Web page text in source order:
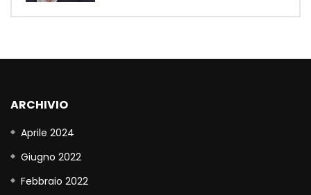
ARCHIVIO
Aprile 2024
Giugno 2022
Febbraio 2022